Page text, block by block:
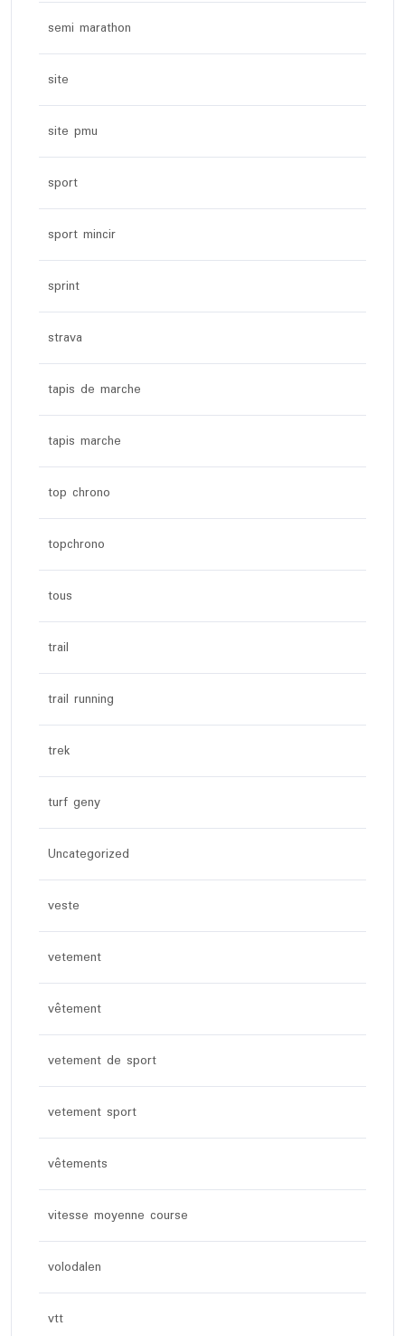
semi marathon
site
site pmu
sport
sport mincir
sprint
strava
tapis de marche
tapis marche
top chrono
topchrono
tous
trail
trail running
trek
turf geny
Uncategorized
veste
vetement
vêtement
vetement de sport
vetement sport
vêtements
vitesse moyenne course
volodalen
vtt